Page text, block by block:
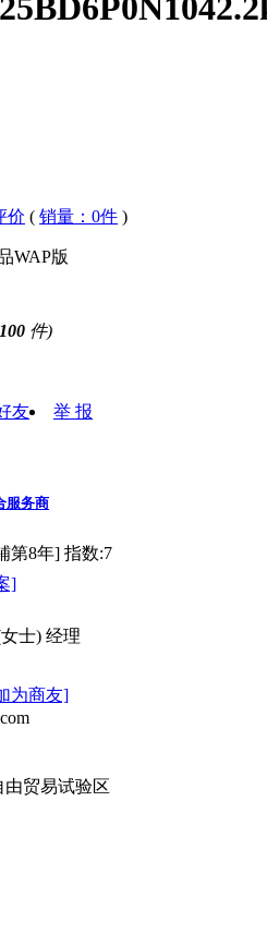
价 ( 销量：0件 )
100 件)
友 举 报
服务商
第8年] 指数:7
]
士) 经理
为商友]
贸易试验区